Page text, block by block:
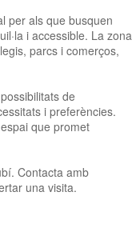
per als que busquen
i accessible. La zona
parcs i comerços,
de
i preferències.
que promet
Contacta amb
una visita.